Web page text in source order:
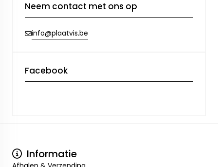
Neem contact met ons op
info@plaatvis.be
Facebook
Informatie